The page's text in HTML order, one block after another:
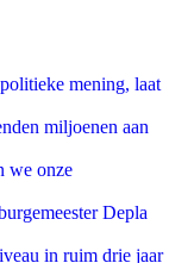
mening, laat
miljoenen aan
we onze
Depla
in ruim drie jaar